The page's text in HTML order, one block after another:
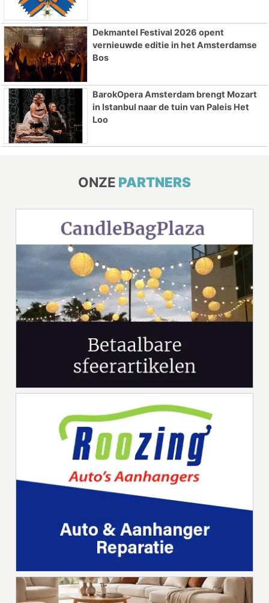
Dekmantel Festival 2026 opent
vernieuwde editie in het Amsterdamse
Bos
BarokOpera Amsterdam brengt Mozart
in Istanbul naar de tuin van Paleis Het
Loo
ONZE PARTNERS